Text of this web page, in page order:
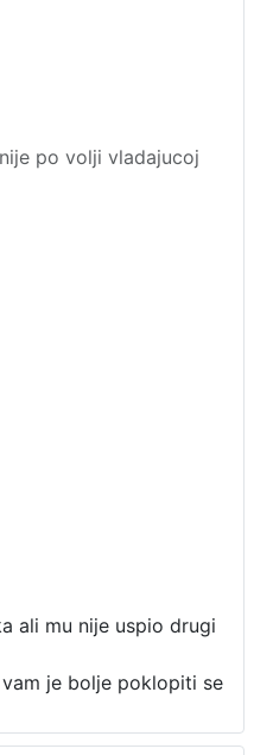
po volji vladajucoj
ali mu nije uspio drugi
je bolje poklopiti se